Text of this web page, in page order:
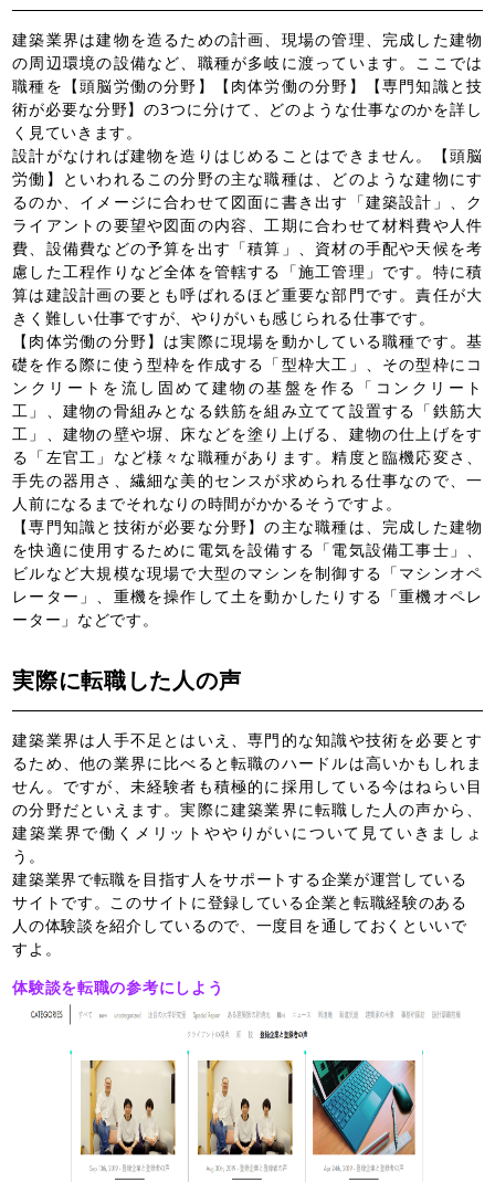
建築業界は建物を造るための計画、現場の管理、完成した建物
の周辺環境の設備など、職種が多岐に渡っています。ここでは
職種を【頭脳労働の分野】【肉体労働の分野】【専門知識と技
術が必要な分野】の3つに分けて、どのような仕事なのかを詳し
く見ていきます。
設計がなければ建物を造りはじめることはできません。【頭脳
労働】といわれるこの分野の主な職種は、どのような建物にす
るのか、イメージに合わせて図面に書き出す「建築設計」、ク
ライアントの要望や図面の内容、工期に合わせて材料費や人件
費、設備費などの予算を出す「積算」、資材の手配や天候を考
慮した工程作りなど全体を管轄する「施工管理」です。特に積
算は建設計画の要とも呼ばれるほど重要な部門です。責任が大
きく難しい仕事ですが、やりがいも感じられる仕事です。
【肉体労働の分野】は実際に現場を動かしている職種です。基
礎を作る際に使う型枠を作成する「型枠大工」、その型枠にコ
ンクリートを流し固めて建物の基盤を作る「コンクリート
工」、建物の骨組みとなる鉄筋を組み立てて設置する「鉄筋大
工」、建物の壁や塀、床などを塗り上げる、建物の仕上げをす
る「左官工」など様々な職種があります。精度と臨機応変さ、
手先の器用さ、繊細な美的センスが求められる仕事なので、一
人前になるまでそれなりの時間がかかるそうですよ。
【専門知識と技術が必要な分野】の主な職種は、完成した建物
を快適に使用するために電気を設備する「電気設備工事士」、
ビルなど大規模な現場で大型のマシンを制御する「マシンオペ
レーター」、重機を操作して土を動かしたりする「重機オペレ
ーター」などです。
実際に転職した人の声
建築業界は人手不足とはいえ、専門的な知識や技術を必要とす
るため、他の業界に比べると転職のハードルは高いかもしれま
せん。ですが、未経験者も積極的に採用している今はねらい目
の分野だといえます。実際に建築業界に転職した人の声から、
建築業界で働くメリットややりがいについて見ていきましょ
う。
建築業界で転職を目指す人をサポートする企業が運営している
サイトです。このサイトに登録している企業と転職経験のある
人の体験談を紹介しているので、一度目を通しておくといいで
すよ。
体験談を転職の参考にしよう